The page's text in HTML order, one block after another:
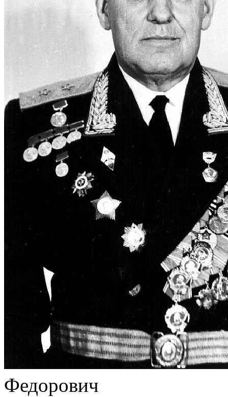
Федорович